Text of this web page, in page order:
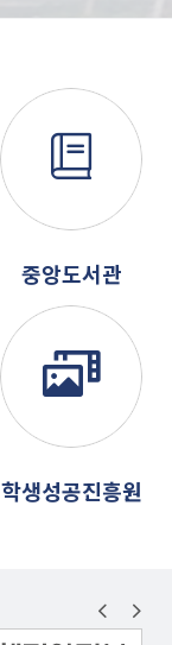
중앙도서관
학생성공진흥원